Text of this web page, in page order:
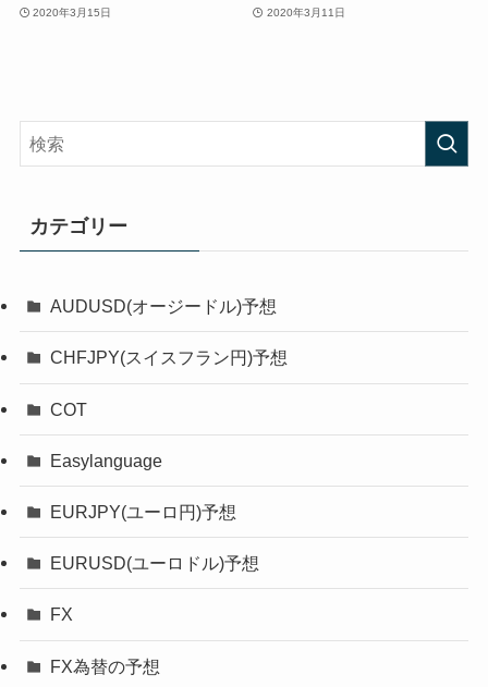
2020年3月15日 2020年3月11日
カテゴリー
AUDUSD(オージードル)予想
CHFJPY(スイスフラン円)予想
COT
Easylanguage
EURJPY(ユーロ円)予想
EURUSD(ユーロドル)予想
FX
FX為替の予想